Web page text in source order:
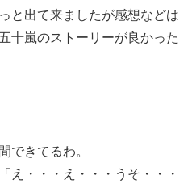
と出て来ましたが感想などは
十嵐のストーリーが良かった
できてるわ。
え・・・え・・・うそ・・・